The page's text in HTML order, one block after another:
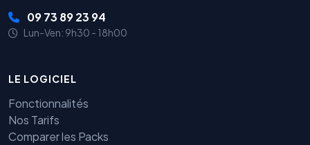
09 73 89 23 94
Lun-Ven: 9h30 - 18h00
LE LOGICIEL
Fonctionnalités
Nos Tarifs
Comparer les Packs